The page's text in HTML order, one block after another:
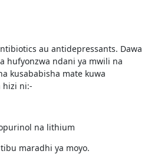
au antidepressants. Dawa
hufyonzwa ndani ya mwili na
kusababisha mate kuwa
hizi ni:-
na lithium
maradhi ya moyo.